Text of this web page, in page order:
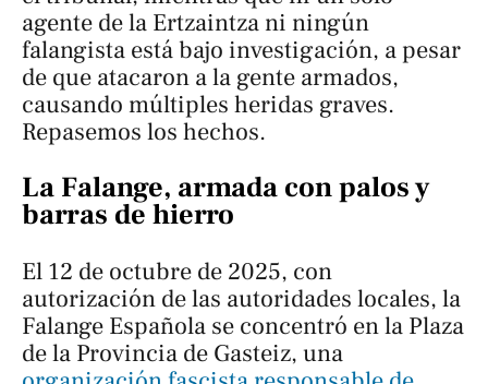
agente de la Ertzaintza ni ningún
falangista está bajo investigación, a pesar
de que atacaron a la gente armados,
causando múltiples heridas graves.
Repasemos los hechos.
La Falange, armada con palos y
barras de hierro
El 12 de octubre de 2025, con
autorización de las autoridades locales, la
Falange Española se concentró en la Plaza
de la Provincia de Gasteiz, una